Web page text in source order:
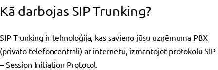
Kā darbojas SIP Trunking?
SIP Trunking ir tehnoloģija, kas savieno jūsu uzņēmuma PBX
(privāto telefoncentrāli) ar internetu, izmantojot protokolu SIP
– Session Initiation Protocol.